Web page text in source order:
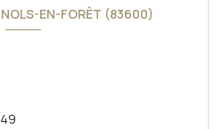
EN-FORÊT (83600)